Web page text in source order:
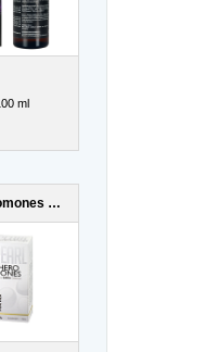
ml
Pearl Pheromones Women 14ml